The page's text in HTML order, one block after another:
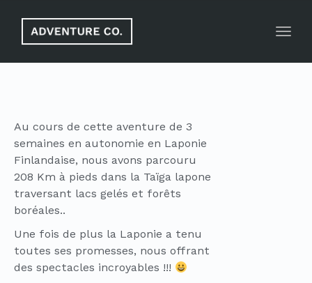
Au cours de cette aventure de 3
semaines en autonomie en Laponie
Finlandaise, nous avons parcouru
208 Km à pieds dans la Taïga lapone
traversant lacs gelés et forêts
boréales..
Une fois de plus la Laponie a tenu
toutes ses promesses, nous offrant
des spectacles incroyables !!!